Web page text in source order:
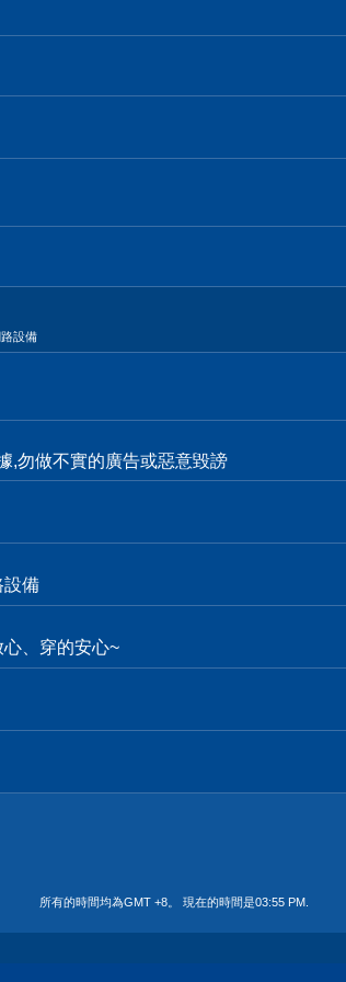
設備
,勿做不實的廣告或惡意毀謗
設備
、穿的安心~
所有的時間均為GMT +8。 現在的時間是03:55 PM